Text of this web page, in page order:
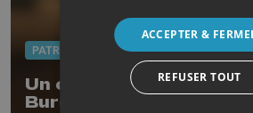
PATRIMOINE
Un carnet du
Burdinne
ACCEPTER &
REFUSER TOUT